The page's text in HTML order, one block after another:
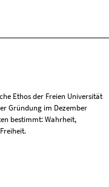
Ethos der Freien Universität
Gründung im Dezember
bestimmt: Wahrheit,